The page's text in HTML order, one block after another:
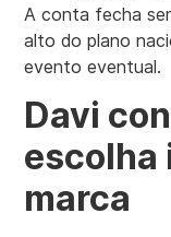
A conta fecha
alto do plano
evento eventual.
Davi
escolha
marca